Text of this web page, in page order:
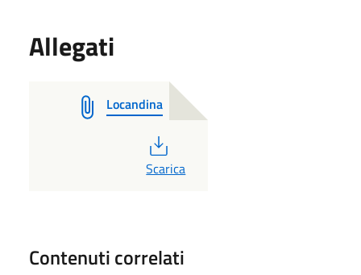
Allegati
Locandina
PDF
Scarica
Contenuti correlati